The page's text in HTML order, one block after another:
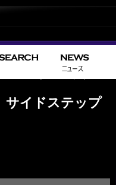
サイドステップ